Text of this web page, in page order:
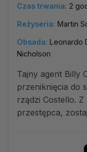
Czas trwania: 2
Reżyseria: Martin
Obsada: Leonardo
Nicholson
Tajny agent Billy
przeniknięcia do
rządzi Costello.
przestępca,